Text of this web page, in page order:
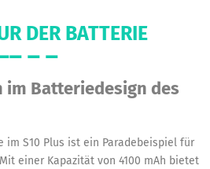
DER BATTERIE
im Batteriedesign des
im S10 Plus ist ein Paradebeispiel für
einer Kapazität von 4100 mAh bietet